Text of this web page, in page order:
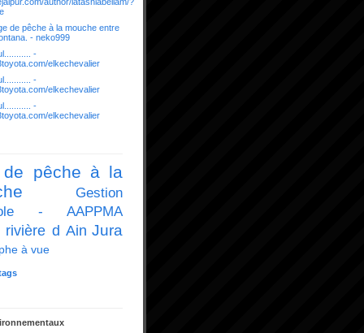
de pêche à la mouche entre
- neko999
-
elkechevalier
-
elkechevalier
-
elkechevalier
de pêche à la
Gestion
- AAPPMA
rivière d Ain Jura
à vue